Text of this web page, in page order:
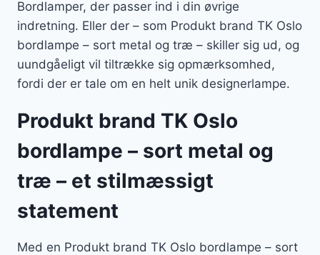
Bordlamper, der passer ind i din øvrige
indretning. Eller der – som Produkt brand TK Oslo
bordlampe – sort metal og træ – skiller sig ud, og
uundgåeligt vil tiltrække sig opmærksomhed,
fordi der er tale om en helt unik designerlampe.
Produkt brand TK Oslo
bordlampe – sort metal og
træ – et stilmæssigt
statement
Med en Produkt brand TK Oslo bordlampe – sort